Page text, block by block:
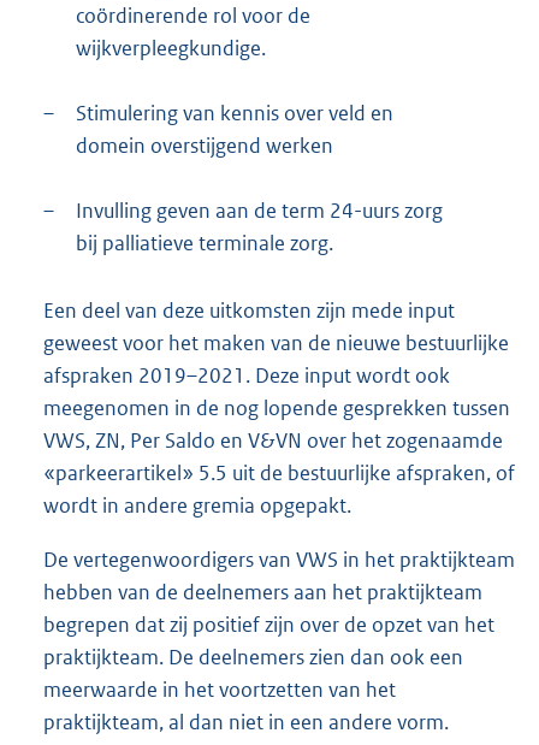
coördinerende rol voor de
wijkverpleegkundige.
–
Stimulering van kennis over veld en
domein overstijgend werken
–
Invulling geven aan de term 24-uurs zorg
bij palliatieve terminale zorg.
Een deel van deze uitkomsten zijn mede input
geweest voor het maken van de nieuwe bestuurlijke
afspraken 2019–2021. Deze input wordt ook
meegenomen in de nog lopende gesprekken tussen
VWS, ZN, Per Saldo en V&VN over het zogenaamde
«parkeerartikel» 5.5 uit de bestuurlijke afspraken, of
wordt in andere gremia opgepakt.
De vertegenwoordigers van VWS in het praktijkteam
hebben van de deelnemers aan het praktijkteam
begrepen dat zij positief zijn over de opzet van het
praktijkteam. De deelnemers zien dan ook een
meerwaarde in het voortzetten van het
praktijkteam, al dan niet in een andere vorm.